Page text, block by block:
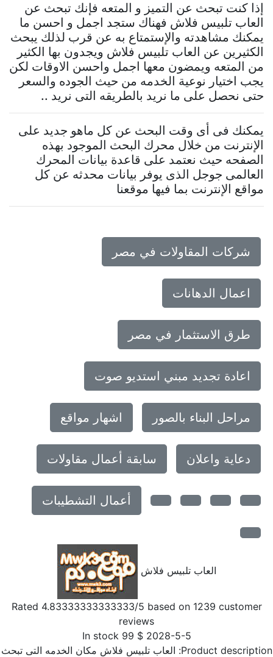
إذا كنت تبحث عن التميز و المتعه فإنك تبحث عن
العاب تلبيس فلاش فهناك ستجد اجمل و احسن ما
يمكنك مشاهدته والإستمتاع به عن قرب لذلك يبحث
الكثيرين عن العاب تلبيس فلاش ويجدون بها الكثير
من المتعه ويمضون معها اجمل واحسن الاوقات لكن
يجب اختيار نوعية الخدمه من حيث الجوده والسعر
حتى نحصل على ما نريد بالطريقه التى نريد ..
يمكنك فى أى وقت البحث عن كل ماهو جديد على
الإنترنت من خلال محرك البحث الموجود بهذه
الصفحه حيث نعتمد على قاعدة بيانات المحرك
العالمى جوجل الذى يوفر بيانات محدثه عن كل
مواقع الإنترنت بما فيها موقعنا
شركات المقاولات في مصر
اعمال الدهانات
طرق الاستثمار في مصر
اعادة تجديد مبني استديو صوت
مراحل البناء بالصور اشهار مواقع
دعاية واعلان سابقة أعمال مقاولات
أعمال التشطيبات
العاب تلبيس فلاش
Rated4.83333333333333/5 based on1239customer
reviews
2028-5-5
$
99
In stock
Product العاب تلبيس فلاش مكان الخدمه التى تبحث